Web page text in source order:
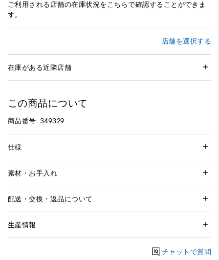
ご利用される店舗の在庫状況をこちらで確認することができま
す。
店舗を選択する
在庫がある近隣店舗
この商品について
商品番号: 349329
仕様
素材・お手入れ
配送・交換・返品について
生産情報
チャットで質問